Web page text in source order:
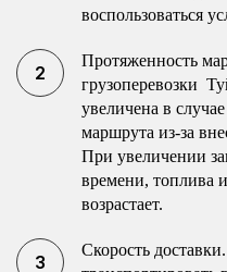
воспользоваться
Протяженность
грузоперевозки
увеличена в
маршрута из-за
При увеличении
времени, топлива
возрастает.
Скорость